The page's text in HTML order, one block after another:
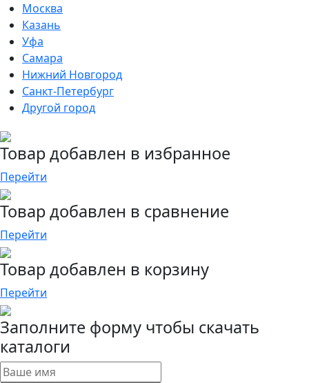
Москва
Казань
Уфа
Самара
Нижний Новгород
Санкт-Петербург
Другой город
Товар добавлен в избранное
Перейти
Товар добавлен в сравнение
Перейти
Товар добавлен в корзину
Перейти
Заполните форму чтобы скачать
каталоги